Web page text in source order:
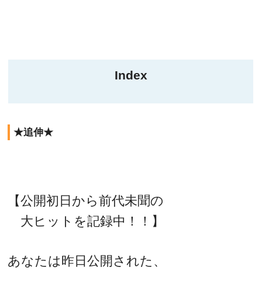
Index
★追伸★
【公開初日から前代未聞の
大ヒットを記録中！！】
あなたは昨日公開された、